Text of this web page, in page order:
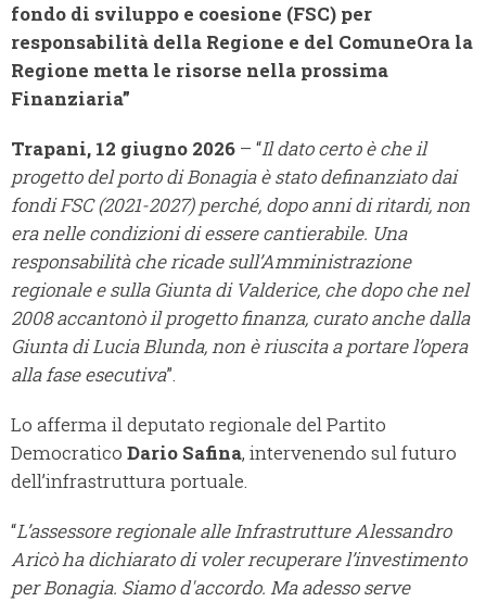
fondo di sviluppo e coesione (FSC) per
responsabilità della Regione e del ComuneOra la
Regione metta le risorse nella prossima
Finanziaria”
Trapani, 12 giugno 2026 – “Il dato certo è che il
progetto del porto di Bonagia è stato definanziato dai
fondi FSC (2021-2027) perché, dopo anni di ritardi, non
era nelle condizioni di essere cantierabile. Una
responsabilità che ricade sull’Amministrazione
regionale e sulla Giunta di Valderice, che dopo che nel
2008 accantonò il progetto finanza, curato anche dalla
Giunta di Lucia Blunda, non è riuscita a portare l’opera
alla fase esecutiva”.
Lo afferma il deputato regionale del Partito
Democratico Dario Safina, intervenendo sul futuro
dell’infrastruttura portuale.
“L’assessore regionale alle Infrastrutture Alessandro
Aricò ha dichiarato di voler recuperare l’investimento
per Bonagia. Siamo d'accordo. Ma adesso serve